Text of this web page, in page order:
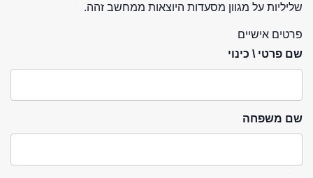
שליליות על מגוון מסעדות היוצאות ממחשב זהה.
פרטים אישיים
שם פרטי \ כינוי
שם משפחה